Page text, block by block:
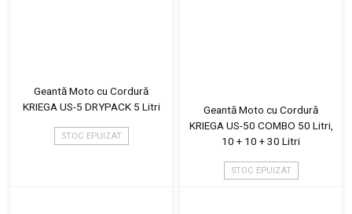
Geantă Moto cu Cordură
KRIEGA US-5 DRYPACK 5 Litri
STOC EPUIZAT
Geantă Moto cu Cordură
KRIEGA US-50 COMBO 50 Litri,
10 + 10 + 30 Litri
STOC EPUIZAT